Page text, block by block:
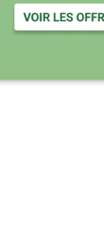
Visiter le site